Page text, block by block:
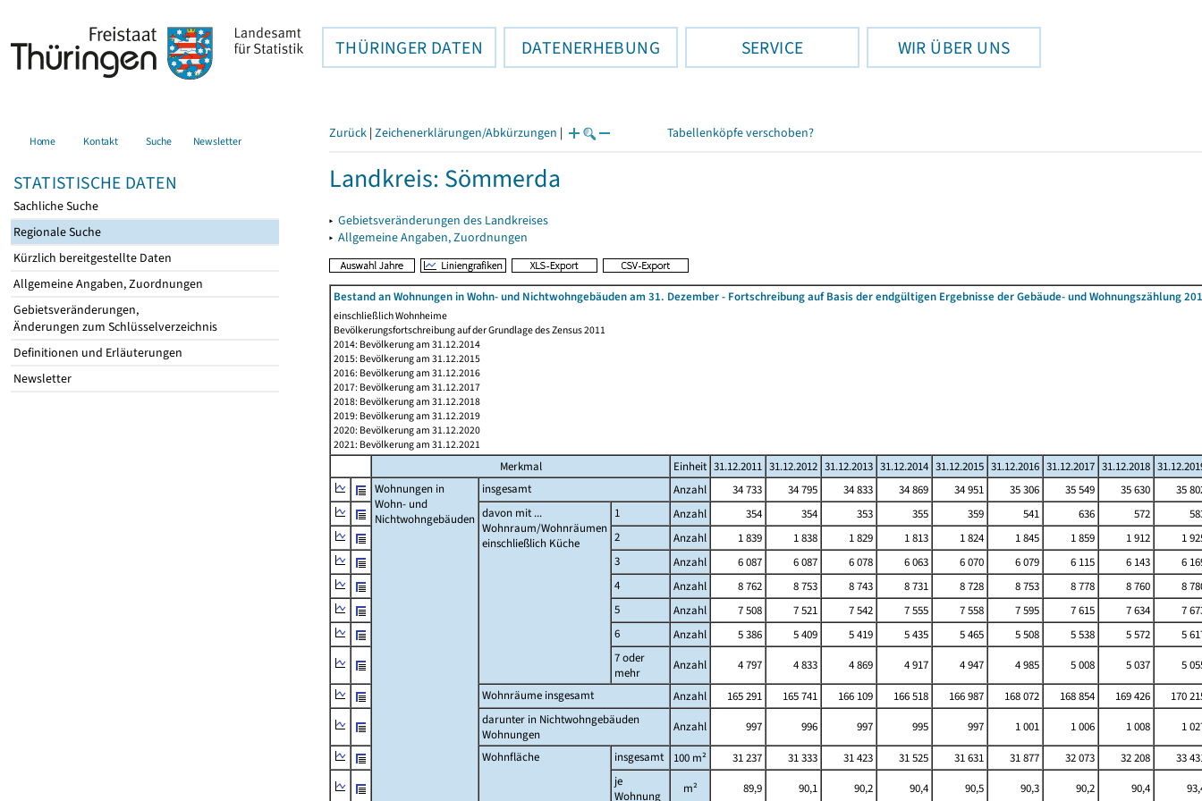
THÜRINGER DATEN DATENERHEBUNG SERVICE WIR ÜBER UNS
Home Kontakt Suche Newsletter
STATISTISCHE DATEN
Sachliche Suche
Regionale Suche
Kürzlich bereitgestellte Daten
Allgemeine Angaben, Zuordnungen
Gebietsveränderungen,
Änderungen zum Schlüsselverzeichnis
Definitionen und Erläuterungen
Newsletter
Zurück | Zeichenerklärungen/Abkürzungen | Tabellenköpfe verschoben?
Landkreis: Sömmerda
▸ Gebietsveränderungen des Landkreises
▸ Allgemeine Angaben, Zuordnungen
Bestand an Wohnungen in Wohn- und Nichtwohngebäuden am 31. Dezember - Fortschreibung auf Basis der endgültigen Ergebnisse der Gebäude- und Wohnungszählung
einschließlich Wohnheime
Bevölkerungsfortschreibung auf der Grundlage des Zensus 2011
2014: Bevölkerung am 31.12.2014
2015: Bevölkerung am 31.12.2015
2016: Bevölkerung am 31.12.2016
2017: Bevölkerung am 31.12.2017
2018: Bevölkerung am 31.12.2018
2019: Bevölkerung am 31.12.2019
2020: Bevölkerung am 31.12.2020
2021: Bevölkerung am 31.12.2021
Merkmal Einheit 31.12.2011 31.12.2012 31.12.2013 31.12.2014 31.12.2015 31.12.2016 31.12.2017 31.12.2018
Wohnungen in
Wohn- und
Nichtwohngebäuden
insgesamt Anzahl 34 733 34 795 34 833 34 869 34 951 35 306 35 549 35 630
35
davon mit ...
Wohnraum/Wohnräumen
einschließlich Küche
1 Anzahl 354 354 353 355 359 541 636 572
2
Anzahl 1 839 1 838 1 829 1 813 1 824 1 845 1 859 1 912
1
3
Anzahl 6 087 6 087 6 078 6 063 6 070 6 079 6 115 6 143
6
4
Anzahl 8 762 8 753 8 743 8 731 8 728 8 753 8 778 8 760
8
5
Anzahl 7 508 7 521 7 542 7 555 7 558 7 595 7 615 7 634
7
6
Anzahl 5 386 5 409 5 419 5 435 5 465 5 508 5 538 5 572
5
7 oder
mehr
Anzahl 4 797 4 833 4 869 4 917 4 947 4 985 5 008 5 037
5
Wohnräume insgesamt
Anzahl 165 291 165 741 166 109 166 518 166 987 168 072 168 854 169 426
170
darunter in Nichtwohngebäuden
Wohnungen
Anzahl 997 996 997 995 997 1 001 1 006 1 008
1
Wohnfläche
insgesamt 100 m² 31 237 31 333 31 423 31 525 31 631 31 877 32 073 32 208
33
je
Wohnung
m² 89,9 90,1 90,2 90,4 90,5 90,3 90,2 90,4